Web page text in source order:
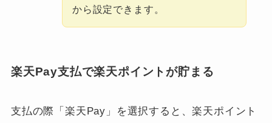
から設定できます。
楽天Pay支払で楽天ポイントが貯まる
支払の際「楽天Pay」を選択すると、楽天ポイント